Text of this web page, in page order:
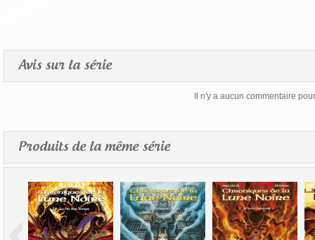
Avis sur la série
Il n'y a aucun commentaire
Produits de la même série